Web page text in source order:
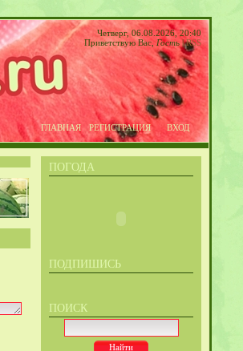
Четверг, 06.08.2026, 20:40
Приветствую Вас Гость|RSS
ГЛАВНАЯ РЕГИСТРАЦИЯ ВХОД
ПОГОДА
ПОДПИШИСЬ
ПОИСК